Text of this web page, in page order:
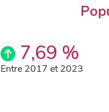
7,69 %
Entre 2017 et 2023